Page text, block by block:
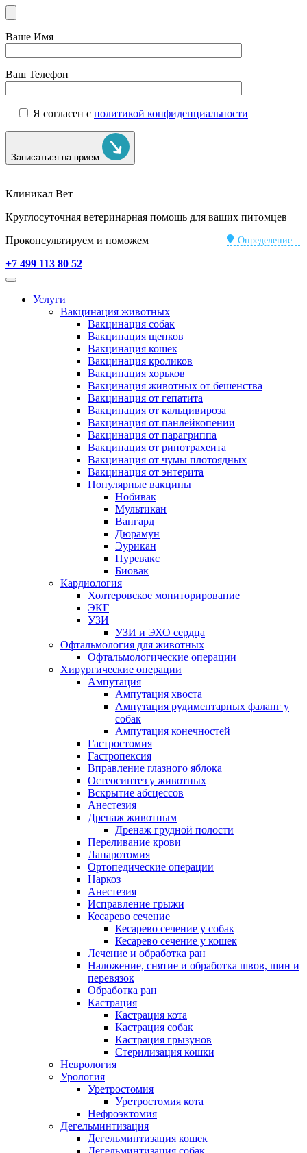
Ваше Имя
Ваш Телефон
Я согласен с политикой конфиденциальности
Записаться на прием
Клиникал Вет
Круглосуточная ветеринарная помощь для ваших питомцев
Определение...
Проконсультируем и поможем
+7 499 113 80 52
Услуги
Вакцинация животных
Вакцинация собак
Вакцинация щенков
Вакцинация кошек
Вакцинация кроликов
Вакцинация хорьков
Вакцинация животных от бешенства
Вакцинация от гепатита
Вакцинация от кальцивироза
Вакцинация от панлейкопении
Вакцинация от парагриппа
Вакцинация от ринотрахеита
Вакцинация от чумы плотоядных
Вакцинация от энтерита
Популярные вакцины
Нобивак
Мультикан
Вангард
Дюрамун
Эурикан
Пуревакс
Биовак
Кардиология
Холтеровское мониторирование
ЭКГ
УЗИ
УЗИ и ЭХО сердца
Офтальмология для животных
Офтальмологические операции
Хирургические операции
Ампутация
Ампутация хвоста
Ампутация рудиментарных фаланг у
собак
Ампутация конечностей
Гастростомия
Гастропексия
Вправление глазного яблока
Остеосинтез у животных
Вскрытие абсцессов
Анестезия
Дренаж животным
Дренаж грудной полости
Переливание крови
Лапаротомия
Ортопедические операции
Наркоз
Анестезия
Исправление грыжи
Кесарево сечение
Кесарево сечение у собак
Кесарево сечение у кошек
Лечение и обработка ран
Наложение, снятие и обработка швов, шин и
перевязок
Обработка ран
Кастрация
Кастрация кота
Кастрация собак
Кастрация грызунов
Стерилизация кошки
Неврология
Урология
Уретростомия
Уретростомия кота
Нефроэктомия
Дегельминтизация
Дегельминтизация кошек
Дегельминтизация собак